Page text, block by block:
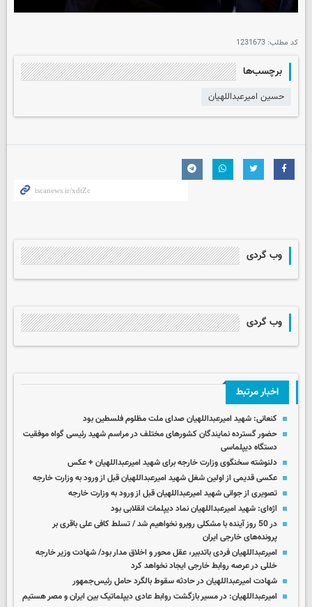
کد مطلب: 1231673
برچسب‌ها
حسین امیرعبداللهیان
وب گردی
وب گردی
اخبار مرتبط
کنعانی: شهید امیرعبداللهیان صدای ملت مظلوم فلسطین بود
حضور گسترده نمایندگان کشورهای مختلف در مراسم شهید رئیسی گواه موفقیت
دستگاه دیپلماسی
دلنوشته سخنگوی وزارت خارجه برای شهید امیرعبداللهیان + عکس
عکسی قدیمی از اولین شغل شهید امیرعبداللهیان قبل از ورود به وزارت خارجه
تصویری از جوانی شهید امیرعبداللهیان قبل از ورود به وزارت خارجه
اژه‌ای: شهید امیرعبداللهیان نماد دیپلمات انقلابی بود
در 50 روز آینده با مشکلی روبرو نخواهیم شد / تسلط کافی علی باقری بر
پرونده‌های خارجی ایران
امیرعبداللهیان فردی باتدبیر، عقل محور و اخلاق مدار بود/ شهادت وزیر خارجه
خللی در عرصه روابط خارجی ایجاد نخواهد کرد
شهادت امیرعبداللهیان در حادثه سقوط بالگرد حامل رئیس‌جمهور
امیرعبداللهیان: در مسیر بازگشت روابط عادی دیپلماتیک بین ایران و مصر هستیم